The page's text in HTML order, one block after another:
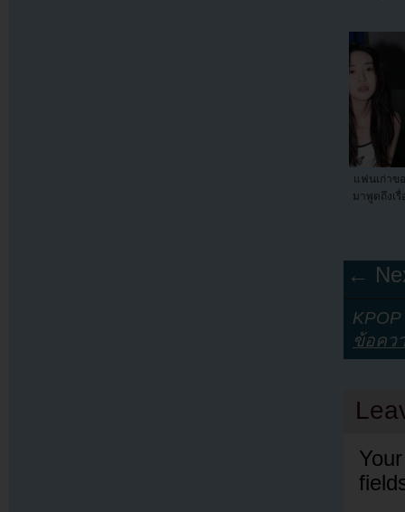
แฟนเก่าข
มาพูดถึงเรื่
←
ข้อคว